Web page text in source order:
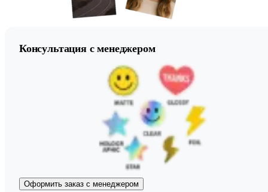
Консультация с менеджером
Оформить заказ с менеджером